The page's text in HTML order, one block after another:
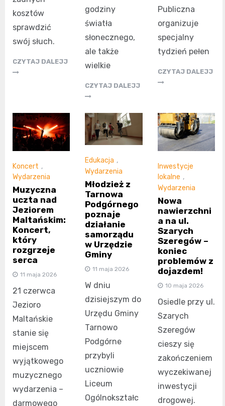
kosztów
sprawdzić
swój słuch.
CZYTAJ DALEJJ
godziny
światła
słonecznego,
ale także
wielkie
CZYTAJ DALEJJ
Publiczna
organizuje
specjalny
tydzień pełen
CZYTAJ DALEJJ
Koncert ,
Wydarzenia
Muzyczna
uczta nad
Jeziorem
Maltańskim:
Koncert,
który
rozgrzeje
serca
11 maja 2026
21 czerwca
Jezioro
Maltańskie
stanie się
miejscem
wyjątkowego
muzycznego
wydarzenia –
darmowego
Edukacja ,
Wydarzenia
Młodzież z
Tarnowa
Podgórnego
poznaje
działanie
samorządu
w Urzędzie
Gminy
11 maja 2026
W dniu
dzisiejszym do
Urzędu Gminy
Tarnowo
Podgórne
przybyli
uczniowie
Liceum
Ogólnokształc
Inwestycje
lokalne ,
Wydarzenia
Nowa
nawierzchni
a na ul.
Szarych
Szeregów –
koniec
problemów z
dojazdem!
10 maja 2026
Osiedle przy ul.
Szarych
Szeregów
cieszy się
zakończeniem
wyczekiwanej
inwestycji
drogowej.